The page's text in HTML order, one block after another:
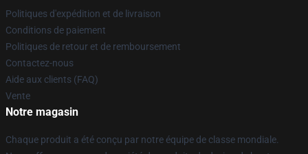
Politiques d'expédition et de livraison
Conditions de paiement
Politiques de retour et de remboursement
Contactez-nous
Aide aux clients (FAQ)
Vente
Notre magasin
Chaque produit a été conçu par notre équipe de classe mondiale.